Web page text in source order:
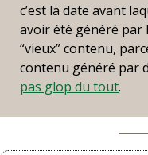
c’est la date avant
avoir été généré par
“vieux” contenu,
contenu généré par
pas glop du tout.